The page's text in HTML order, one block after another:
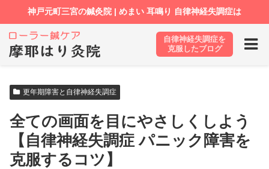
ホーム ブログ 更年期障害と自律神経失調症
更年期障害と自律神経失調症
全ての画面を目にやさしくしよう
【自律神経失調症 パニック障害を
克服するコツ】
自律神経失調症を
克服したブログ